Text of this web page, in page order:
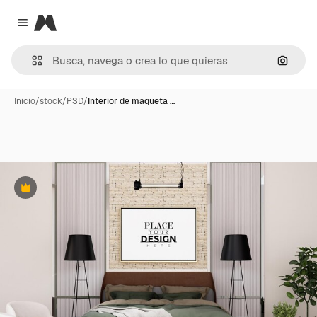
Close menu
Magnific
Inicio/stock/PSD/Interior de maqueta …
Premium